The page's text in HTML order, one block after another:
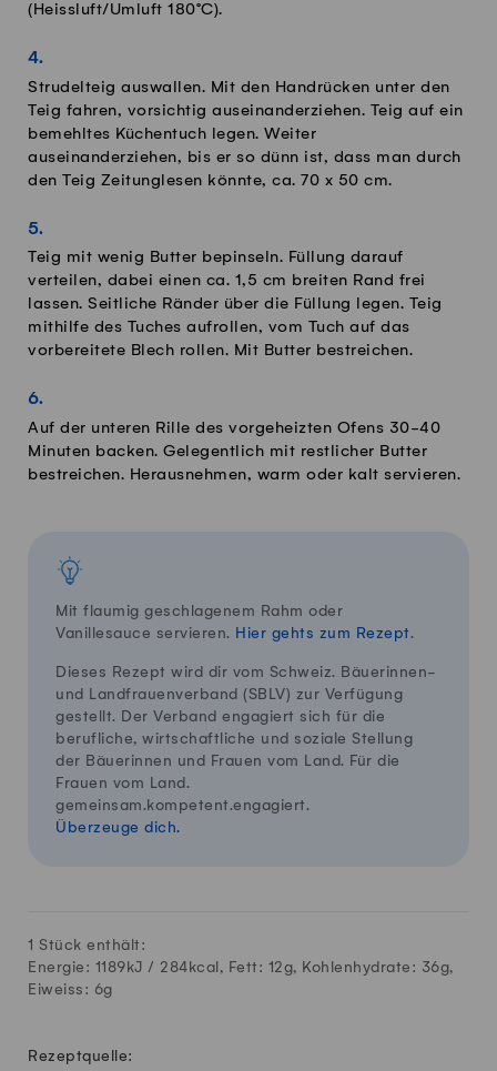
(Heissluft/Umluft 180°C).
Strudelteig auswallen. Mit den Handrücken unter den
Teig fahren, vorsichtig auseinanderziehen. Teig auf ein
bemehltes Küchentuch legen. Weiter
auseinanderziehen, bis er so dünn ist, dass man durch
den Teig Zeitunglesen könnte, ca. 70 x 50 cm.
Teig mit wenig Butter bepinseln. Füllung darauf
verteilen, dabei einen ca. 1,5 cm breiten Rand frei
lassen. Seitliche Ränder über die Füllung legen. Teig
mithilfe des Tuches aufrollen, vom Tuch auf das
vorbereitete Blech rollen. Mit Butter bestreichen.
Auf der unteren Rille des vorgeheizten Ofens 30-40
Minuten backen. Gelegentlich mit restlicher Butter
bestreichen. Herausnehmen, warm oder kalt servieren.
Mit flaumig geschlagenem Rahm oder
Vanillesauce servieren. Hier gehts zum Rezept.
Dieses Rezept wird dir vom Schweiz. Bäuerinnen-
und Landfrauenverband (SBLV) zur Verfügung
gestellt. Der Verband engagiert sich für die
berufliche, wirtschaftliche und soziale Stellung
der Bäuerinnen und Frauen vom Land. Für die
Frauen vom Land.
gemeinsam.kompetent.engagiert.
Überzeuge dich.
1 Stück enthält:
Energie: 1189kJ / 284kcal, Fett: 12g, Kohlenhydrate: 36g,
Eiweiss: 6g
Rezeptquelle: